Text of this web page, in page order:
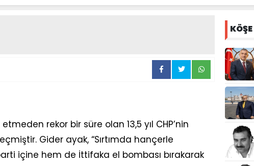
rekor bir süre olan 13,5 yıl CHP’nin
Gider ayak, “Sırtımda hançerle
içine hem de İttifaka el bombası bırakarak
KÖŞE